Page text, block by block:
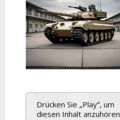
Drücken Sie „Play“, um
diesen Inhalt anzuhören